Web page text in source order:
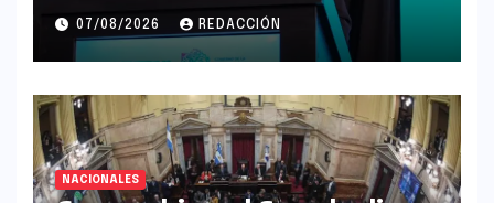
futuro de la Región Noroeste
07/08/2026 REDACCIÓN
NACIONALES